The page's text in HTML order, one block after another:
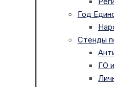
Год
Стенды
ГО